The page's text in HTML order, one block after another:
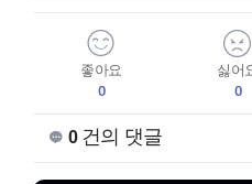
좋아요
0
싫어
0
0건의 댓글